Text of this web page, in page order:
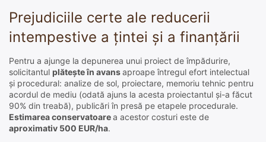
Prejudiciile certe ale reducerii
intempestive a țintei și a finanțării
Pentru a ajunge la depunerea unui proiect de împădurire,
solicitantul plătește în avansaproape întregul efort intelectual
și procedural: analize de sol, proiectare, memoriu tehnic pentru
acordul de mediu (odată ajuns la acesta proiectantul și-a făcut
90% din treabă), publicări în presă pe etapele procedurale.
Estimarea conservatoarea acestor costuri este de
aproximativ 500 EUR/ha.